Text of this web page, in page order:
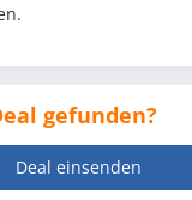
gefunden?
Deal einsenden